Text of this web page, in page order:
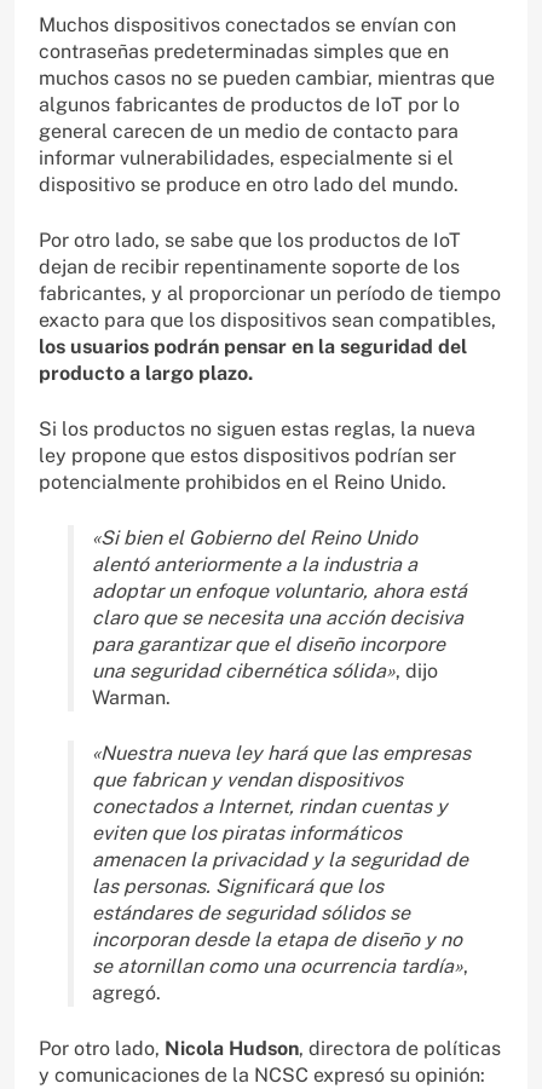
Muchos dispositivos conectados se envían con
contraseñas predeterminadas simples que en
muchos casos no se pueden cambiar, mientras que
algunos fabricantes de productos de IoT por lo
general carecen de un medio de contacto para
informar vulnerabilidades, especialmente si el
dispositivo se produce en otro lado del mundo.
Por otro lado, se sabe que los productos de IoT
dejan de recibir repentinamente soporte de los
fabricantes, y al proporcionar un período de tiempo
exacto para que los dispositivos sean compatibles,
los usuarios podrán pensar en la seguridad del
producto a largo plazo.
Si los productos no siguen estas reglas, la nueva
ley propone que estos dispositivos podrían ser
potencialmente prohibidos en el Reino Unido.
«Si bien el Gobierno del Reino Unido
alentó anteriormente a la industria a
adoptar un enfoque voluntario, ahora está
claro que se necesita una acción decisiva
para garantizar que el diseño incorpore
una seguridad cibernética sólida», dijo
Warman.
«Nuestra nueva ley hará que las empresas
que fabrican y vendan dispositivos
conectados a Internet, rindan cuentas y
eviten que los piratas informáticos
amenacen la privacidad y la seguridad de
las personas. Significará que los
estándares de seguridad sólidos se
incorporan desde la etapa de diseño y no
se atornillan como una ocurrencia tardía»,
agregó.
Por otro lado, Nicola Hudson, directora de políticas
y comunicaciones de la NCSC expresó su opinión: